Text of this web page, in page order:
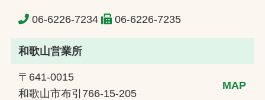
06-6226-7234 06-6226-7235
和歌山営業所
〒641-0015
和歌山市布引766-15-205
MAP